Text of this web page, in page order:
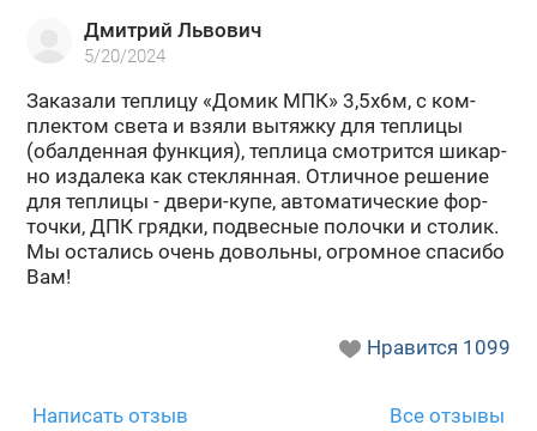
Дмитрий Львович
5/20/2024
За­ка­за­ли теп­ли­цу «Домик МПК» 3,5х6м, с ком­
плек­том света и взяли вы­тяж­ку для теп­ли­цы
(обал­ден­ная функ­ция), теп­ли­ца смот­рит­ся ши­кар­
но из­да­ле­ка как стек­лян­ная. От­лич­ное ре­ше­ние
для теп­ли­цы - двери-​купе, ав­то­ма­ти­че­ские фор­
точ­ки, ДПК гряд­ки, под­вес­ные по­лоч­ки и сто­лик.
Мы оста­лись очень до­воль­ны, огром­ное спа­си­бо
Вам!
Нравится 1099
Написать отзыв Все отзывы